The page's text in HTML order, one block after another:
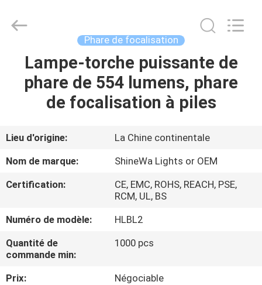
MAISON
PRODUITS
VIDÉOS
À
PROPOS
DE
NOUS
International
Trade
Reserved.
Phare de focalisation
Lampe-torche puissante de
phare de 554 lumens, phare
de focalisation à piles
Lieu d'origine:
La Chine continentale
Nom de marque:
ShineWa Lights or OEM
Certification:
CE, EMC, ROHS, REACH, PSE,
RCM, UL, BS
Numéro de modèle:
HLBL2
Quantité de
commande min:
1000 pcs
Prix:
Négociable